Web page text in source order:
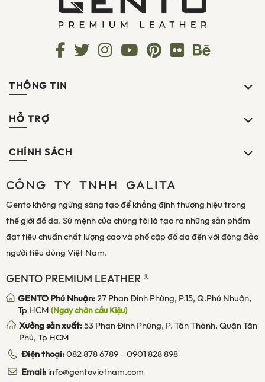
THÔNG TIN
HỖ TRỢ
CHÍNH SÁCH
CÔNG TY TNHH GALITA
Gento không ngừng sáng tạo để khẳng định thương hiệu trong
thế giới đồ da. Sứ mệnh của chúng tôi là tạo ra những sản phẩm
đạt tiêu chuẩn chất lượng cao và phổ cập đồ da đến với đông đảo
người tiêu dùng Việt Nam.
GENTO PREMIUM LEATHER ®
GENTO Phú Nhuận:27 Phan Đình Phùng, P.15, Q.Phú Nhuận,
Tp HCM (Ngay chân cầu Kiệu)
Xưởng sản xuất:53 Phan Đình Phùng, P. Tân Thành, Quận Tân
Phú, Tp HCM
Điện thoại:082 878 6789–0901 828 898
Email:info@gentovietnam.com